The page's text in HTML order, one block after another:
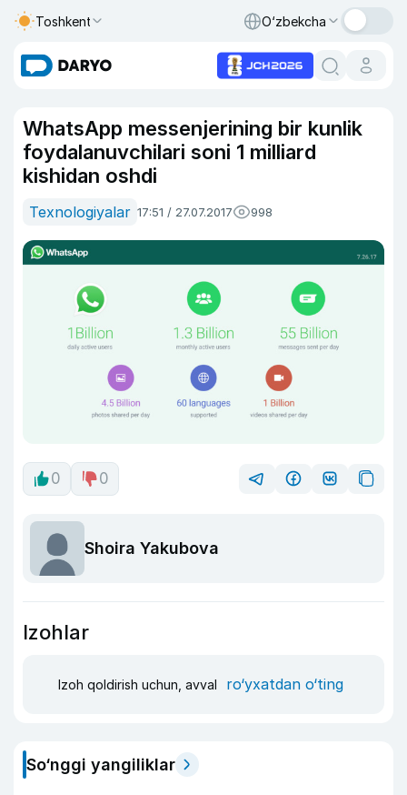
Toshkent O‘zbekcha
WhatsApp messenjerining bir kunlik
foydalanuvchilari soni 1 milliard
kishidan oshdi
Texnologiyalar 17:51 / 27.07.2017 998
0 0
Shoira Yakubova
Izohlar
Izoh qoldirish uchun, avval ro‘yxatdan o‘ting
So‘nggi yangiliklar